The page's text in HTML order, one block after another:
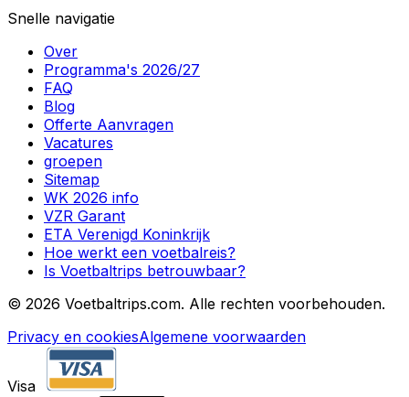
Snelle navigatie
Over
Programma's 2026/27
FAQ
Blog
Offerte Aanvragen
Vacatures
groepen
Sitemap
WK 2026 info
VZR Garant
ETA Verenigd Koninkrijk
Hoe werkt een voetbalreis?
Is Voetbaltrips betrouwbaar?
© 2026 Voetbaltrips.com. Alle rechten voorbehouden.
Privacy en cookiesAlgemene voorwaarden
Visa